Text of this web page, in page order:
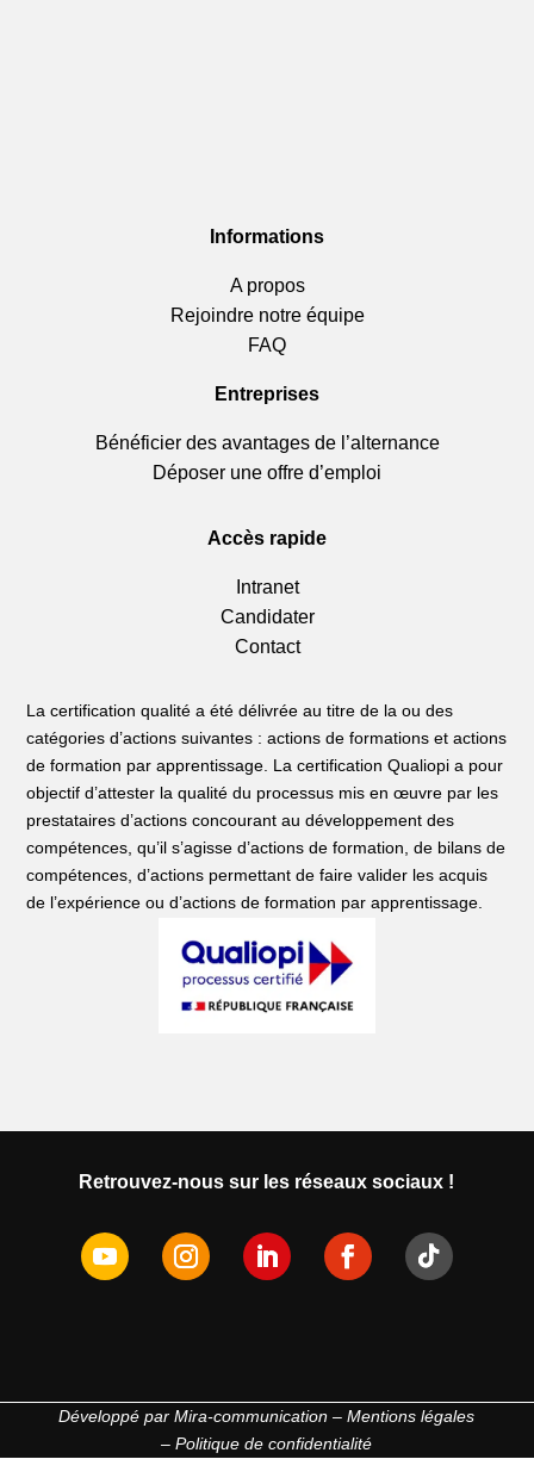
Informations
A propos
Rejoindre notre équipe
FAQ
Entreprises
Bénéficier des avantages de l’alternance
Déposer une offre d’emploi
Accès rapide
Intranet
Candidater
Contact
La certification qualité a été délivrée au titre de la ou des
catégories d’actions suivantes : actions de formations et actions
de formation par apprentissage. La certification Qualiopi a pour
objectif d’attester la qualité du processus mis en œuvre par les
prestataires d’actions concourant au développement des
compétences, qu’il s’agisse d’actions de formation, de bilans de
compétences, d’actions permettant de faire valider les acquis
de l’expérience ou d’actions de formation par apprentissage.
Retrouvez-nous sur les réseaux sociaux !
Développé parMira-communication –Mentions légales
–Politique de confidentialité